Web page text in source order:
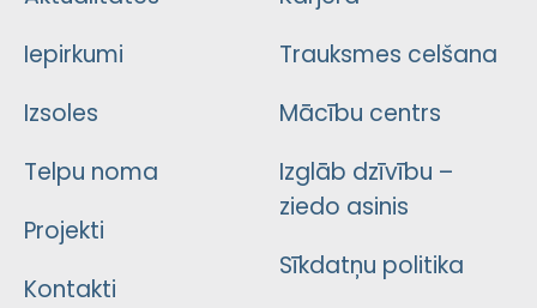
Iepirkumi
Izsoles
Telpu noma
Projekti
Kontakti
Trauksmes celšana
Mācību centrs
Izglāb dzīvību –
ziedo asinis
Sīkdatņu politika